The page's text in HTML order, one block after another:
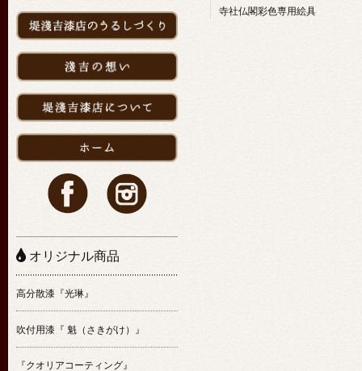
寺社仏閣彩色専用絵具
オリジナル商品
高分散漆『光琳』
吹付用漆『 魁（さきがけ）』
『クオリアコーティング』